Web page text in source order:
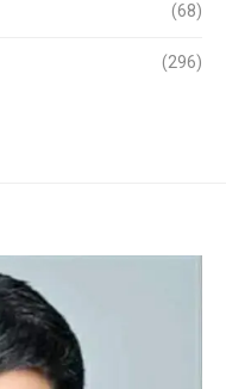
(68)
(296)